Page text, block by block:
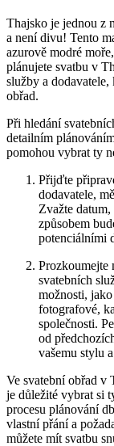
Thajsko je jednou z
a není divu! Tento
azurově modré
plánujete svatbu v
služby a
obřad.
Při hledání
detailním
pomohou vybrat ty
Přijďte
dodavatele,
Zvažte
způsobem
potenciálními
Prozkoumejte
svatebních
možnosti,
fotografové,
společnosti.
od
vašemu stylu
Ve svatební obřad v
je důležité vybrat si
procesu plánování
vlastní přání a
můžete mít svatbu